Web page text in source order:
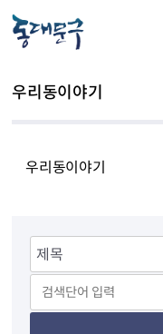
우리동이야기
우리동이야기